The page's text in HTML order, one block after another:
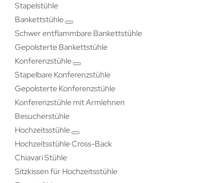
Stapelstühle
Bankettstühle
Schwer entflammbare Bankettstühle
Gepolsterte Bankettstühle
Konferenzstühle
Stapelbare Konferenzstühle
Gepolsterte Konferenzstühle
Konferenzstühle mit Armlehnen
Besucherstühle
Hochzeitsstühle
Hochzeitsstühle Cross-Back
Chiavari Stühle
Sitzkissen für Hochzeitsstühle